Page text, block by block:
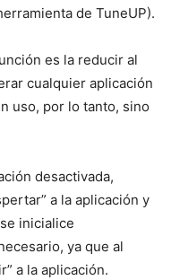
de TuneUP).
es la reducir al
cualquier aplicación
uso, por lo tanto, sino
desactivada,
a la aplicación y
inicialice
ya que al
a la aplicación.